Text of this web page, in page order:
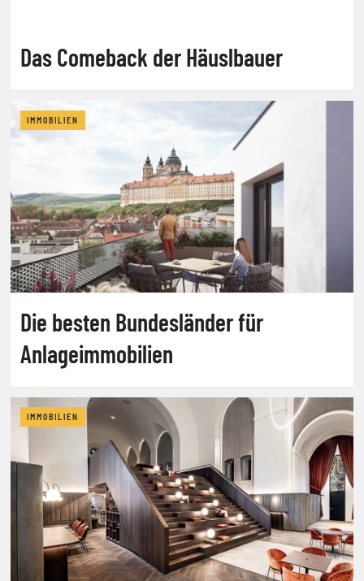
Das Comeback der Häuslbauer
IMMOBILIEN
Die besten Bundesländer für
Anlageimmobilien
IMMOBILIEN